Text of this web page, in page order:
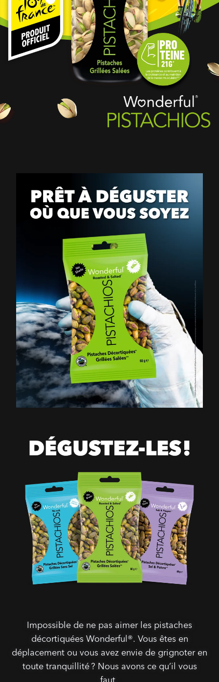
Impossible de ne pas aimer les pistaches
décortiquées Wonderful®. Vous êtes en
déplacement ou vous avez envie de grignoter en
toute tranquillité ? Nous avons ce qu’il vous
faut .